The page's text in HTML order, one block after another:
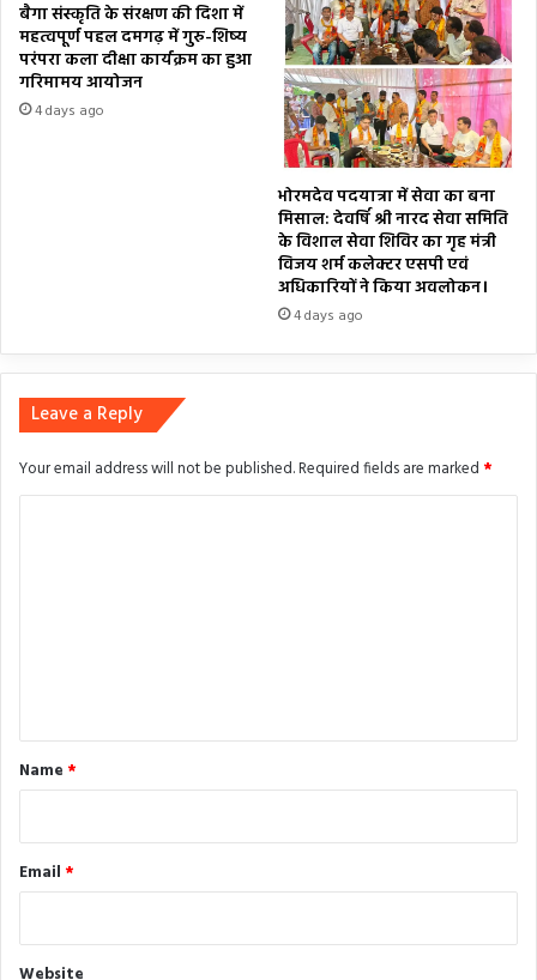
बैगा संस्कृति के संरक्षण की दिशा में
महत्वपूर्ण पहल दमगढ़ में गुरु-शिष्य
परंपरा कला दीक्षा कार्यक्रम का हुआ
गरिमामय आयोजन
4 days ago
भोरमदेव पदयात्रा में सेवा का बना
मिसाल: देवर्षि श्री नारद सेवा समिति
के विशाल सेवा शिविर का गृह मंत्री
विजय शर्म कलेक्टर एसपी एवं
अधिकारियों ने किया अवलोकन।
4 days ago
Leave a Reply
Your email address will not be published.Required fields are marked *
*
Name *
Email *
Website